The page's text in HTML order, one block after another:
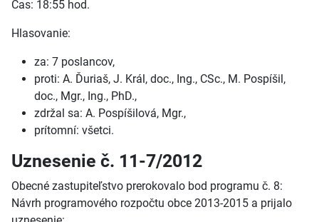
Čas: 18:55 hod.
Hlasovanie:
za: 7 poslancov,
proti: A. Ďuriaš, J. Král, doc., Ing., CSc., M. Pospíšil,
doc., Mgr., Ing., PhD.,
zdržal sa: A. Pospíšilová, Mgr.,
prítomní: všetci.
Uznesenie č. 11-7/2012
Obecné zastupiteľstvo prerokovalo bod programu č. 8:
Návrh programového rozpočtu obce 2013-2015 a prijalo